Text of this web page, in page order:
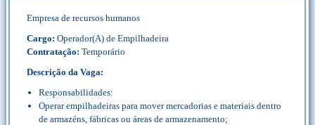
Empresa de recursos humanos
Cargo: Operador(A) de Empilhadeira
Contratação: Temporário
Descrição da Vaga:
Responsabilidades:
Operar empilhadeiras para mover mercadorias e materiais dentro
de armazéns, fábricas ou áreas de armazenamento;